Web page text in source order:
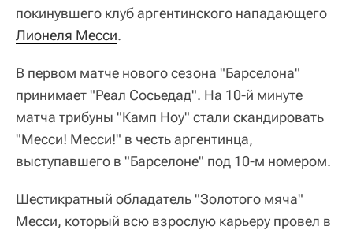
покинувшего клуб аргентинского нападающего
Лионеля Месси.
В первом матче нового сезона "Барселона"
принимает "Реал Сосьедад". На 10-й минуте
матча трибуны "Камп Ноу" стали скандировать
"Месси! Месси!" в честь аргентинца,
выступавшего в "Барселоне" под 10-м номером.
Шестикратный обладатель "Золотого мяча"
Месси, который всю взрослую карьеру провел в